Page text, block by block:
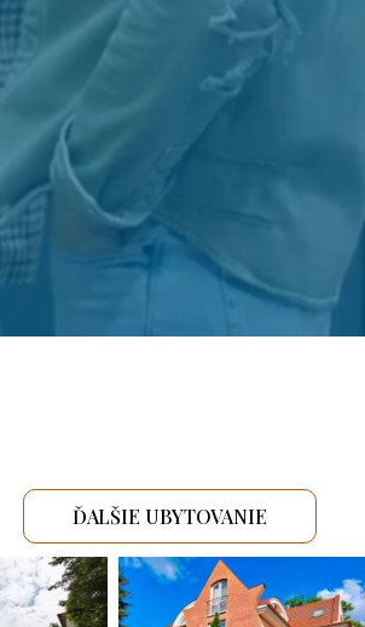
ĎALŠIE UBYTOVANIE